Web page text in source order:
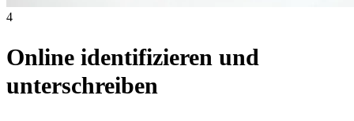
4
Online identifizieren und
unterschreiben